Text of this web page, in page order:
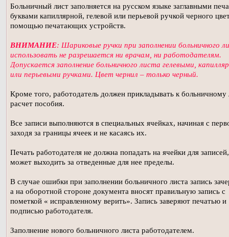
Больничный лист заполняется на русском языке заглавными
буквами капиллярной, гелевой или перьевой ручкой черного
помощью печатающих устройств.
ВНИМАНИЕ: Шариковые ручки при заполнении больничного
использовать не разрешается ни врачам, ни работодателям.
Допускается заполнение больничного листа гелевыми,
или перьевыми ручками. Цвет чернил – только черный.
Кроме того, работодатель должен прикладывать к больничному
расчет пособия.
Все записи выполняются в специальных ячейках, начиная с
заходя за границы ячеек и не касаясь их.
Печать работодателя не должна попадать на ячейки для
может выходить за отведенные для нее пределы.
В случае ошибки при заполнении больничного листа запись
а на оборотной стороне документа вносят правильную запись с
пометкой « исправленному верить». Запись заверяют печатью и
подписью работодателя.
Заполнение нового больничного листа работодателем.